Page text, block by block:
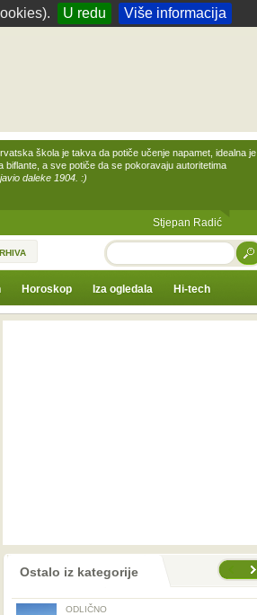
U redu Više informacija
škola je takva da potiče učenje napamet, idealna je
biflante, a sve potiče da se pokoravaju autoritetima
daleke 1904. :)
Stjepan Radić
TRAŽI
Horoskop Iza ogledala Hi-tech
Ostalo iz kategorije
ODLIČNO